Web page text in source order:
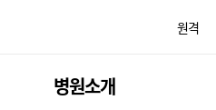
원격
병원소개